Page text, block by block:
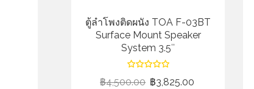
ตู้ลำโพงติดผนัง TOA F-03BT
Surface Mount Speaker
System 3.5″
฿4,500.00 ฿3,825.00